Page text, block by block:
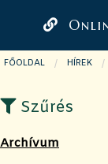
FŐOLDAL HÍREK
Szűrés
Archívum